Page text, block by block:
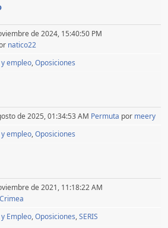
de 2024, 15:40:50 PM
natico22
empleo Oposiciones
de 2025, 01:34:53 AM Permuta por meery
empleo Oposiciones
de 2021, 11:18:22 AM
Crimea
Empleo Oposiciones SERIS